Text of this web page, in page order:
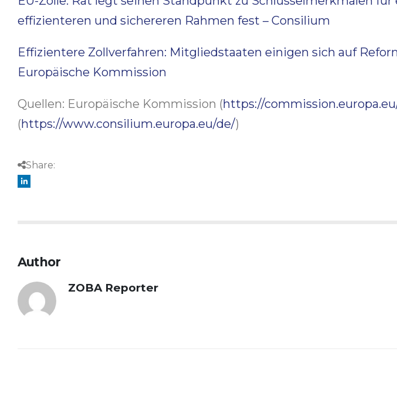
effizienteren und sichereren Rahmen fest – Consilium
Effizientere Zollverfahren: Mitgliedstaaten einigen sich auf
Europäische Kommission
Quellen: Europäische Kommission (https://
(https://www.consilium.europa.eu/de/)
Share:
Author
ZOBA Reporter